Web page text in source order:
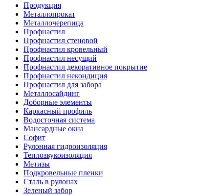
Продукция
Металлопрокат
Металлочерепица
Профнастил
Профнастил стеновой
Профнастил кровельный
Профнастил несущий
Профнастил декоративное покрытие
Профнастил некондиция
Профнастил для забора
Металлосайдинг
Доборные элементы
Каркасный профиль
Водосточная система
Мансардные окна
Софит
Рулонная гидроизоляция
Теплозвукоизоляция
Метизы
Подкровельные пленки
Сталь в рулонах
Зеленый забор